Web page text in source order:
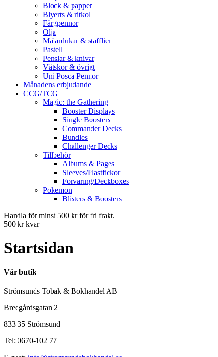
Block & papper
Blyerts & ritkol
Färgpennor
Olja
Målardukar & stafflier
Pastell
Penslar & knivar
Vätskor & övrigt
Uni Posca Pennor
Månadens erbjudande
CCG/TCG
Magic: the Gathering
Booster Displays
Single Boosters
Commander Decks
Bundles
Challenger Decks
Tillbehör
Albums & Pages
Sleeves/Plastfickor
Förvaring/Deckboxes
Pokemon
Blisters & Boosters
Handla för minst 500 kr för fri frakt.
500 kr kvar
Startsidan
Vår butik
Strömsunds Tobak & Bokhandel AB
Bredgårdsgatan 2
833 35 Strömsund
Tel: 0670-102 77